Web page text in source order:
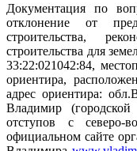
Документация по
отклонение от
строительства,
строительства для
33:22:021042:84,
ориентира,
адрес ориентира:
Владимир
отступов с северо-
официальном сайте